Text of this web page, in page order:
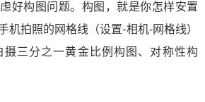
好构图问题。构图，就是你怎样安置
机拍照的网格线（设置-相机-网格线）
摄三分之一黄金比例构图、对称性构